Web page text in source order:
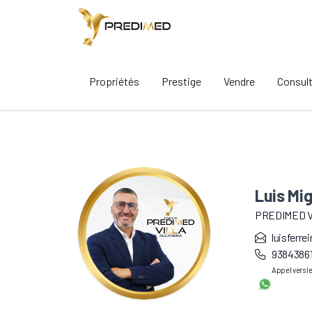
Propriétés Prestige Vendre
Luis
PREDIMED
Appel vers